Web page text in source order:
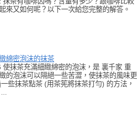
來又如何呢？以下一次給您完整的解答。
綿密泡沫的抹茶
抹茶充滿細緻綿密的泡沫，是 裏千家 重
的泡沫可以隔絕一些苦澀，使抹茶的風味更
些抹茶點茶 (用茶筅將抹茶打勻) 的方法，